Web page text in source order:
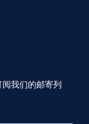
我们的邮寄列